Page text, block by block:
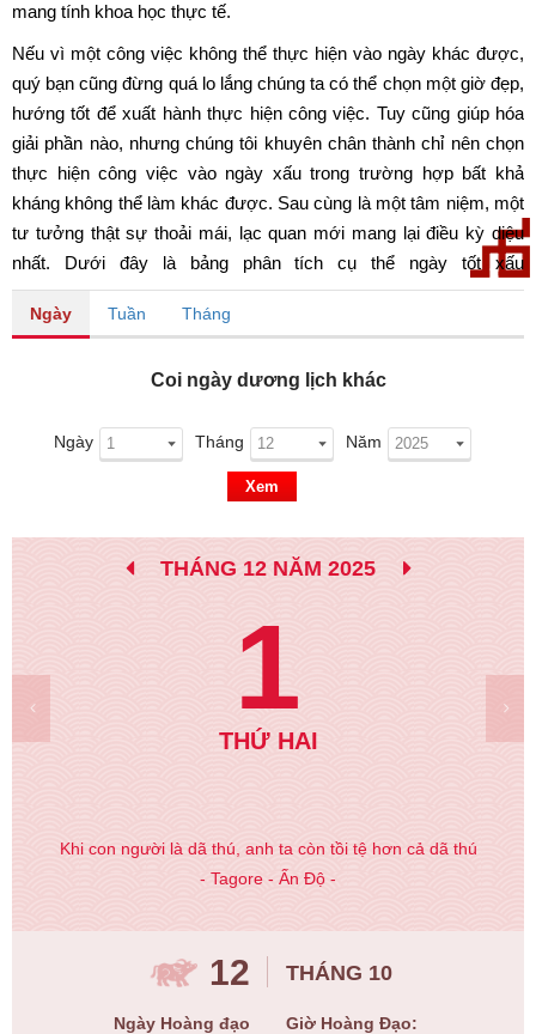
mang tính khoa học thực tế.
Nếu vì một công việc không thể thực hiện vào ngày khác được,
quý bạn cũng đừng quá lo lắng chúng ta có thể chọn một giờ đẹp,
hướng tốt để xuất hành thực hiện công việc. Tuy cũng giúp hóa
giải phần nào, nhưng chúng tôi khuyên chân thành chỉ nên chọn
thực hiện công việc vào ngày xấu trong trường hợp bất khả
kháng không thể làm khác được. Sau cùng là một tâm niệm, một
tư tưởng thật sự thoải mái, lạc quan mới mang lại điều kỳ diệu
nhất. Dưới đây là bảng phân tích cụ thể ngày tốt xấu
ngày 1/12/2025. Chúc quý bạn có một ngày may mắn và tốt lành.
Ngày Tuần Tháng
Coi ngày dương lịch khác
Ngày Tháng Năm
Xem
THÁNG 12 NĂM 2025
1
THỨ HAI
Khi con người là dã thú, anh ta còn tồi tệ hơn cả dã thú
- Tagore - Ấn Độ -
12
Ngày Hoàng đạo
THÁNG 10
Giờ Hoàng Đạo: